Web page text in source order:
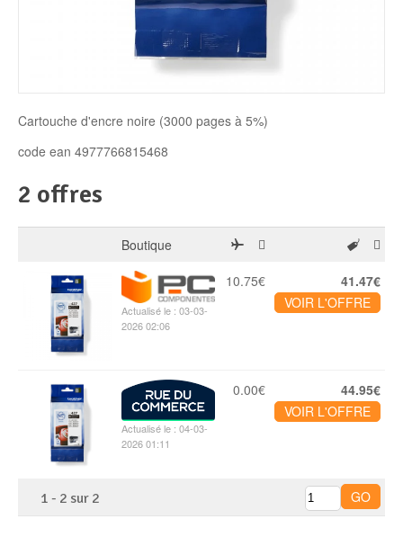
Cartouche d'encre noire (3000 pages à 5%)
code ean 4977766815468
2 offres
Boutique
Actualisé le : 03-03-
2026 02:06
10.75€
41.47€
VOIR L'OFFRE
Actualisé le : 04-03-
2026 01:11
0.00€
44.95€
VOIR L'OFFRE
1 - 2 sur 2